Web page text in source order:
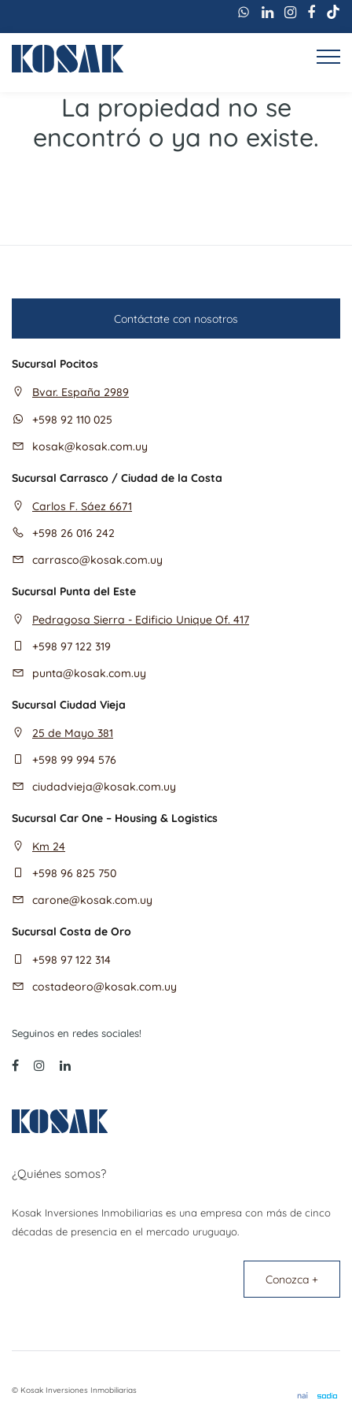
La propiedad no se
encontró o ya no existe.
Contáctate con nosotros
Sucursal Pocitos
Bvar. España 2989
+598 92 110 025
kosak@kosak.com.uy
Sucursal Carrasco / Ciudad de la Costa
Carlos F. Sáez 6671
+598 26 016 242
carrasco@kosak.com.uy
Sucursal Punta del Este
Pedragosa Sierra - Edificio Unique Of. 417
+598 97 122 319
punta@kosak.com.uy
Sucursal Ciudad Vieja
25 de Mayo 381
+598 99 994 576
ciudadvieja@kosak.com.uy
Sucursal Car One – Housing & Logistics
Km 24
+598 96 825 750
carone@kosak.com.uy
Sucursal Costa de Oro
+598 97 122 314
costadeoro@kosak.com.uy
Seguinos en redes sociales!
¿Quiénes somos?
Kosak Inversiones Inmobiliarias es una empresa con más de cinco
décadas de presencia en el mercado uruguayo.
Conozca +
© Kosak Inversiones Inmobiliarias